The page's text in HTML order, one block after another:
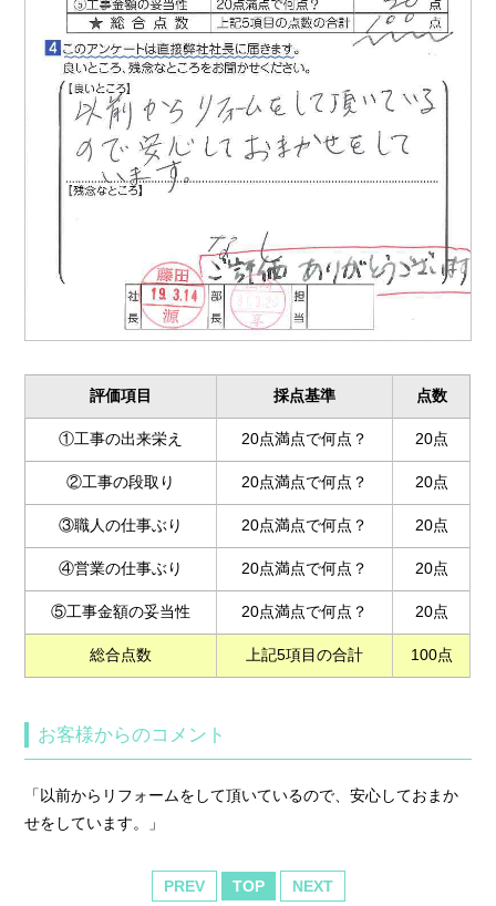
評価項目 採点基準 点数
①工事の出来栄え 20点満点で何点？ 20点
②工事の段取り 20点満点で何点？ 20点
③職人の仕事ぶり 20点満点で何点？ 20点
④営業の仕事ぶり 20点満点で何点？ 20点
⑤工事金額の妥当性 20点満点で何点？ 20点
総合点数 上記5項目の合計 100点
お客様からのコメント
「以前からリフォームをして頂いているので、安心しておまか
せをしています。」
PREV TOP NEXT